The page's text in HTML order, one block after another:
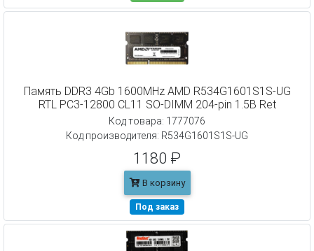
Память DDR3 4Gb 1600MHz AMD R534G1601S1S-UG
RTL PC3-12800 CL11 SO-DIMM 204-pin 1.5В Ret
Код товара: 1777076
Код производителя: R534G1601S1S-UG
1180 ₽
В корзину
Под заказ